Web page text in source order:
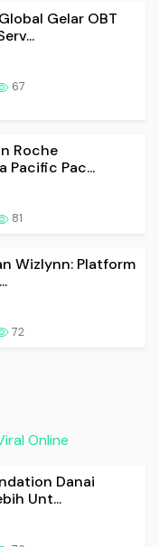
Gelar OBT
67
Roche
Pacific Pac...
81
Wizlynn: Platform
72
Online
Danai
Unt...